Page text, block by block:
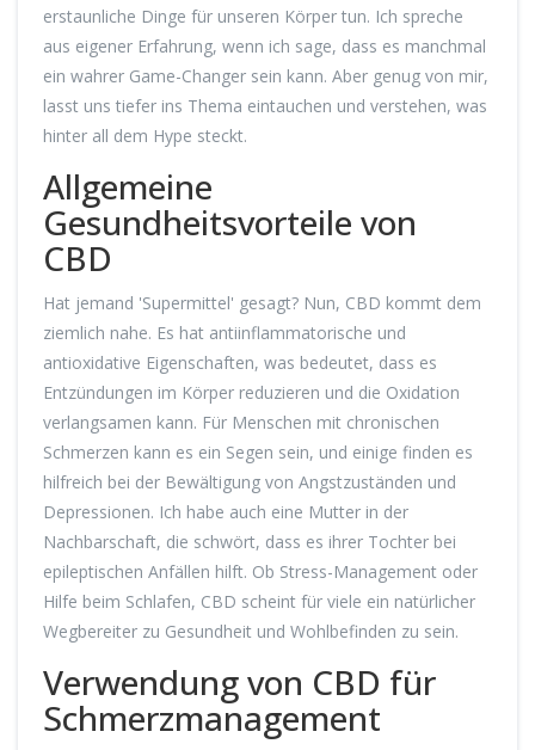
erstaunliche Dinge für unseren Körper tun. Ich spreche
aus eigener Erfahrung, wenn ich sage, dass es manchmal
ein wahrer Game-Changer sein kann. Aber genug von mir,
lasst uns tiefer ins Thema eintauchen und verstehen, was
hinter all dem Hype steckt.
Allgemeine
Gesundheitsvorteile von
CBD
Hat jemand 'Supermittel' gesagt? Nun, CBD kommt dem
ziemlich nahe. Es hat antiinflammatorische und
antioxidative Eigenschaften, was bedeutet, dass es
Entzündungen im Körper reduzieren und die Oxidation
verlangsamen kann. Für Menschen mit chronischen
Schmerzen kann es ein Segen sein, und einige finden es
hilfreich bei der Bewältigung von Angstzuständen und
Depressionen. Ich habe auch eine Mutter in der
Nachbarschaft, die schwört, dass es ihrer Tochter bei
epileptischen Anfällen hilft. Ob Stress-Management oder
Hilfe beim Schlafen, CBD scheint für viele ein natürlicher
Wegbereiter zu Gesundheit und Wohlbefinden zu sein.
Verwendung von CBD für
Schmerzmanagement